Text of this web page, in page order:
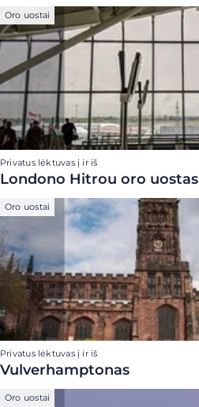
Oro uostai
Privatus lėktuvas į ir iš
Londono Hitrou oro uostas
Oro uostai
Privatus lėktuvas į ir iš
Vulverhamptonas
Oro uostai